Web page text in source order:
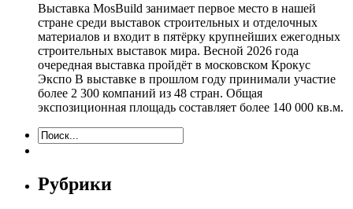
Выставка MosBuild занимает первое место в нашей
стране среди выставок строительных и отделочных
материалов и входит в пятёрку крупнейших ежегодных
строительных выставок мира. Весной 2026 года
очередная выставка пройдёт в московском Крокус
Экспо В выставке в прошлом году принимали участие
более 2 300 компаний из 48 стран. Общая
экспозиционная площадь составляет более 140 000 кв.м.
Рубрики